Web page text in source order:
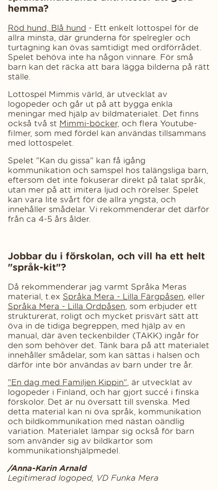
hemma?
Röd hund, Blå hund - Ett enkelt lottospel för de
allra minsta, där grunderna för spelregler och
turtagning kan övas samtidigt med ordförrådet.
Spelet behöva inte ha någon vinnare. För små
barn kan det räcka att bara lägga bilderna på rätt
ställe.
Lottospel Mimmis värld, är utvecklat av
logopeder och går ut på att bygga enkla
meningar med hjälp av bildmaterialet. Det finns
också två st Mimmi-böcker, och flera Youtube-
filmer, som med fördel kan användas tillsammans
med lottospelet.
Spelet "Kan du gissa" kan få igång
kommunikation och samspel hos talängsliga barn,
eftersom det inte fokuserar direkt på talat språk,
utan mer på att imitera ljud och rörelser. Spelet
kan vara lite svårt för de allra yngsta, och
innehåller smådelar. Vi rekommenderar det därför
från ca 4-5 års ålder.
Jobbar du i förskolan, och vill ha ett helt
"språk-kit"?
Då rekommenderar jag varmt Språka Meras
material, t.ex Språka Mera - Lilla Färgpåsen, eller
Språka Mera - Lilla Ordpåsen, som erbjuder ett
strukturerat, roligt och mycket prisvärt sätt att
öva in de tidiga begreppen, med hjälp av en
manual, där även teckenbilder (TAKK) ingår för
den som behöver det. Tänk bara på att materialet
innehåller smådelar, som kan sättas i halsen och
därför inte bör användas av barn under tre år.
"En dag med Familjen Kippin", är utvecklat av
logopeder i Finland, och har gjort succé i finska
förskolor. Det är nu översatt till svenska. Med
detta material kan ni öva språk, kommunikation
och bildkommunikation med nästan oändlig
variation. Materialet lämpar sig också för barn
som använder sig av bildkartor som
kommunikationshjälpmedel.
/Anna-Karin Arnald
Legitimerad logoped, VD Funka Mera